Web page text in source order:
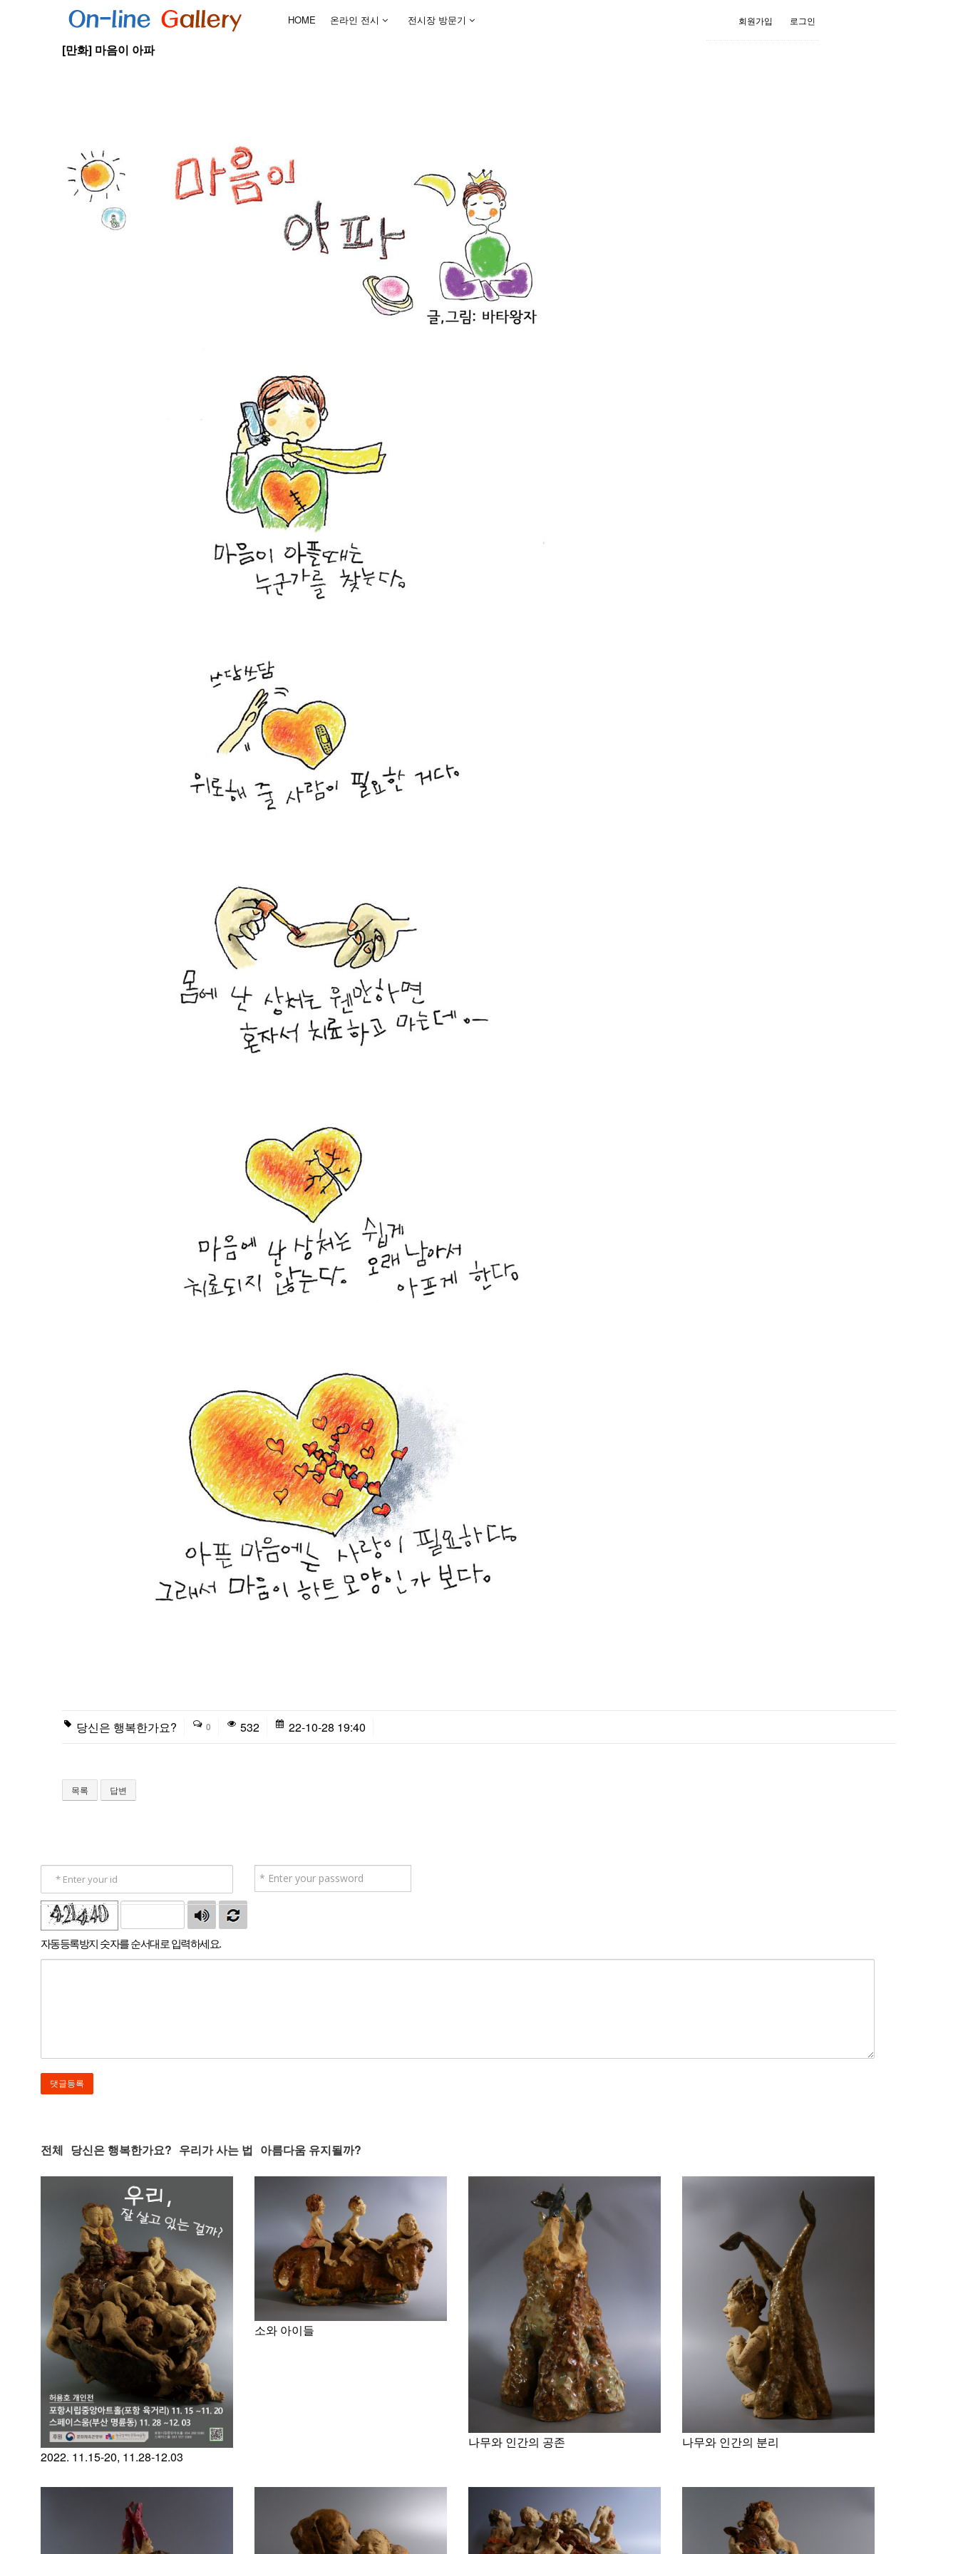
HOME 온라인 전시 전시장 방문기 회원가입 로그인
[만화] 마음이 아파
당신은 행복한가요? 0 532 22-10-28 19:40
목록 답변
자동등록방지 숫자를 순서대로 입력하세요.
전체 당신은 행복한가요? 우리가 사는 법 아름다움 유지될까?
2022. 11.15-20, 11.28-12.03
소와 아이들
나무와 인간의 공존 나무와 인간의 분리